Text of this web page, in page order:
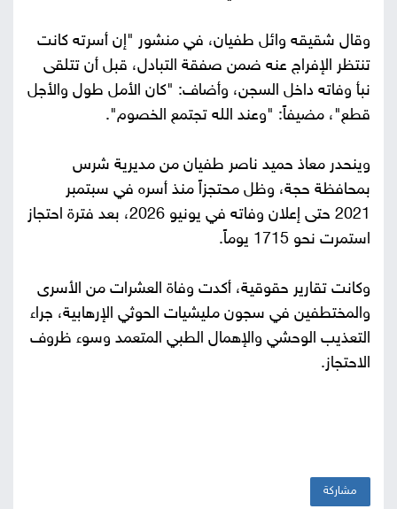
وقال شقيقه وائل طفيان، في منشور "إن أسرته كانت
تنتظر الإفراج عنه ضمن صفقة التبادل، قبل أن تتلقى
نبأ وفاته داخل السجن، وأضاف: "كان الأمل طول والأجل
قطع"، مضيفاً: "وعند الله تجتمع الخصوم".
وينحدر معاذ حميد ناصر طفيان من مديرية شرس
بمحافظة حجة، وظل محتجزاً منذ أسره في سبتمبر
2021 حتى إعلان وفاته في يونيو 2026، بعد فترة احتجاز
استمرت نحو 1715 يوماً.
وكانت تقارير حقوقية، أكدت وفاة العشرات من الأسرى
والمختطفين في سجون مليشيات الحوثي الإرهابية، جراء
التعذيب الوحشي والإهمال الطبي المتعمد وسوء ظروف
الاحتجاز.
مشاركة